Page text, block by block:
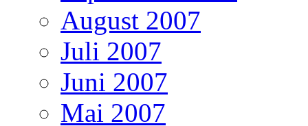
August 2007
Juli 2007
Juni 2007
Mai 2007